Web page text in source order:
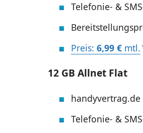
Telefonie- &
Preis: 6,99 €mtl.
12 GB Allnet Flat
handyvertrag.de
Telefonie- &